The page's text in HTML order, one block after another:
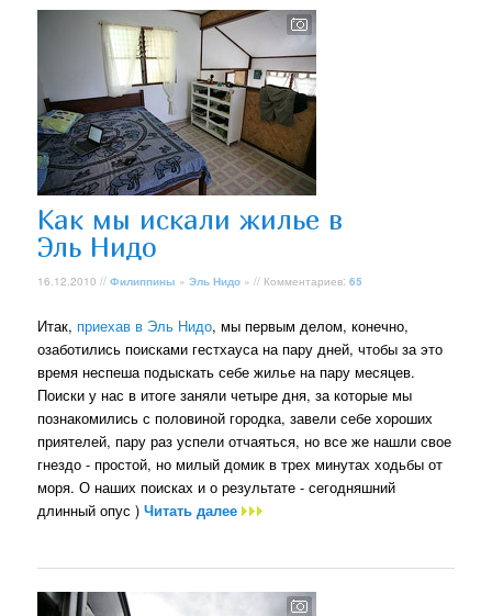
Как мы искали жилье в
Эль Нидо
16.12.2010 //Филиппины »Эль Нидо » // Комментариев:65
Итак, приехав в Эль Нидо, мы первым делом, конечно,
озаботились поисками гестхауса на пару дней, чтобы за это
время неспеша подыскать себе жилье на пару месяцев.
Поиски у нас в итоге заняли четыре дня, за которые мы
познакомились с половиной городка, завели себе хороших
приятелей, пару раз успели отчаяться, но все же нашли свое
гнездо - простой, но милый домик в трех минутах ходьбы от
моря. О наших поисках и о результате - сегодняшний
длинный опус )Читать далее